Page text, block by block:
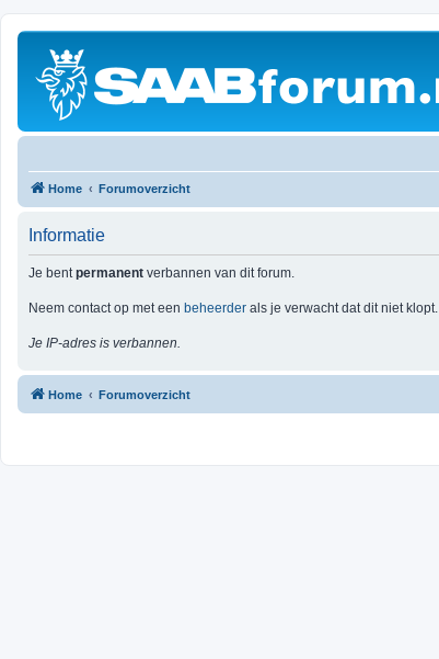
Home Forumoverzicht
Informatie
Je bentpermanent verbannen van dit forum.
Neem contact op met een beheerder als je verwacht dat dit niet klopt.
Je IP-adres is verbannen.
Home Forumoverzicht